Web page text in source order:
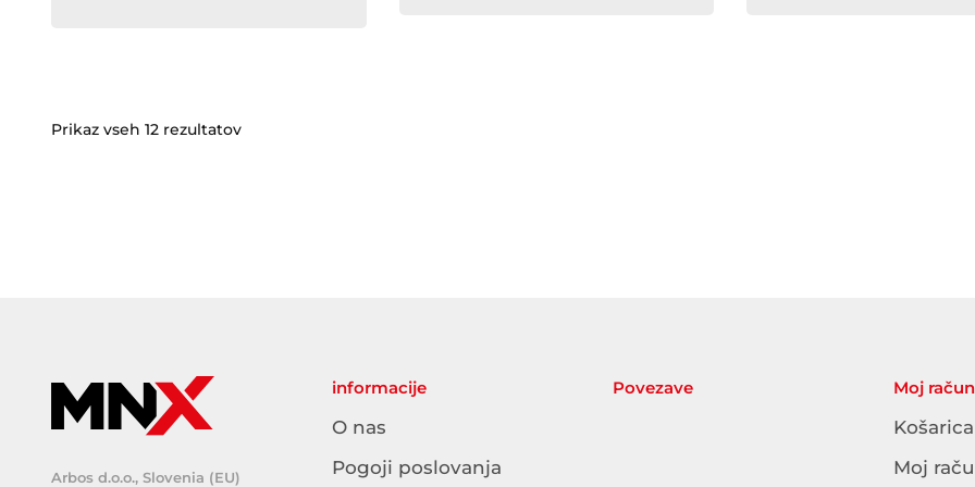
Prikaz vseh 12 rezultatov
Arbos d.o.o., Slovenia (EU)
informacije
O nas
Pogoji poslovanja
Povezave Moj račun
Košarica
Moj